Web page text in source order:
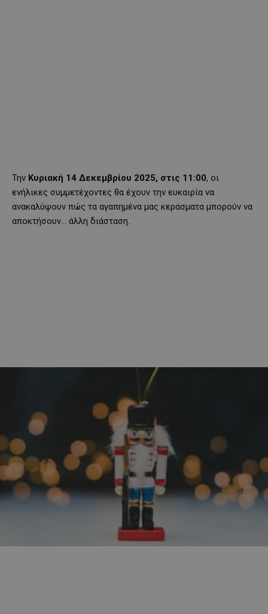
Την Κυριακή 14 Δεκεμβρίου 2025, στις 11:00, οι
ενήλικες συμμετέχοντες θα έχουν την ευκαιρία να
ανακαλύψουν πώς τα αγαπημένα μας κεράσματα μπορούν να
αποκτήσουν… άλλη διάσταση.